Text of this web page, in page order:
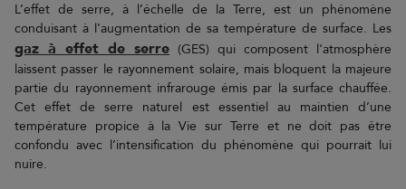
L’effet de serre, à l’échelle de la Terre, est un phénomène
conduisant à l’augmentation de sa température de surface. Les
gaz à effet de serre (GES) qui composent l'atmosphère
laissent passer le rayonnement solaire, mais bloquent la majeure
partie du rayonnement infrarouge émis par la surface chauffée.
Cet effet de serre naturel est essentiel au maintien d’une
température propice à la Vie sur Terre et ne doit pas être
confondu avec l’intensification du phénomène qui pourrait lui
nuire.